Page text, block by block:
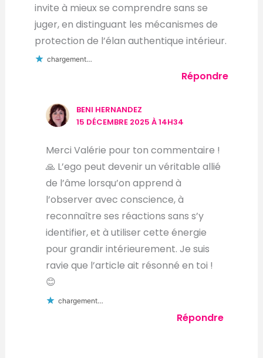
invite à mieux se comprendre sans se
juger, en distinguant les mécanismes de
protection de l’élan authentique intérieur.
chargement…
Répondre
BENI HERNANDEZ
15 DÉCEMBRE 2025 À 14H34
Merci Valérie pour ton commentaire !
🙏 L’ego peut devenir un véritable allié
de l’âme lorsqu’on apprend à
l’observer avec conscience, à
reconnaître ses réactions sans s’y
identifier, et à utiliser cette énergie
pour grandir intérieurement. Je suis
ravie que l’article ait résonné en toi !
😊
chargement…
Répondre